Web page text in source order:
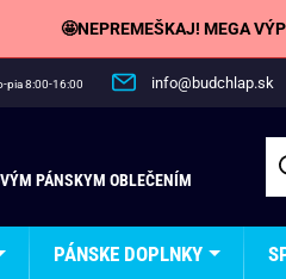
🤩NEPREMEŠKAJ! MEGA
pia 8:00-16:00 info@budchlap.sk
PÁNSKYM OBLEČENÍM
PÁNSKE DOPLNKY